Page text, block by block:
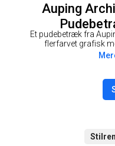
Auping
Et pudebetræk fra
flerfarvet grafisk